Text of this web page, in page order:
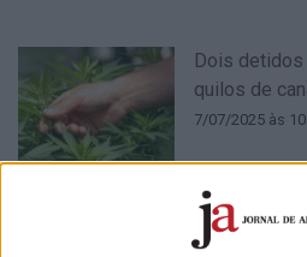
Dois
quilos de
7/07/2025 às